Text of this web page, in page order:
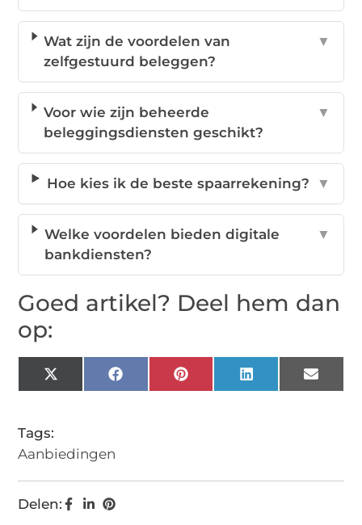
Wat zijn de voordelen van
zelfgestuurd beleggen?
▼
Voor wie zijn beheerde
beleggingsdiensten geschikt?
▼
Hoe kies ik de beste spaarrekening? ▼
Welke voordelen bieden digitale
bankdiensten?
▼
Goed artikel? Deel hem dan
op:
X
(Twitter)
FacebookPinterestLinkedIn Email
Tags:
Aanbiedingen
Delen: